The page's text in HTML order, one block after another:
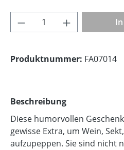
Produkt Anzahl:
Produktnummer: FA07014
Beschreibung
Diese humorvollen
gewisse Extra, um Wein,
aufzupeppen. Sie sind nicht